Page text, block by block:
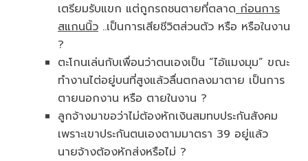
เตรียมรับแขก แต่ถูกรถชนตายที่ตลาดก่อนการ
สแกนนิ้ว ..เป็นการเสียชีวิตส่วนตัว หรือ หรือในงาน
?
ตะโกนเล่นกับเพื่อนว่าตนเองเป็น “ไอ้แมงมุม” ขณะ
ทำงานไต่อยู่บนที่สูงแล้วลื่นตกลงมาตาย เป็นการ
ตายนอกงาน หรือ ตายในงาน ?
ลูกจ้างมาขอว่าไม่ต้องหักเงินสมทบประกันสังคม
เพราะเขาประกันตนเองตามมาตรา 39 อยู่แล้ว
นายจ้างต้องหักส่งหรือไม่ ?